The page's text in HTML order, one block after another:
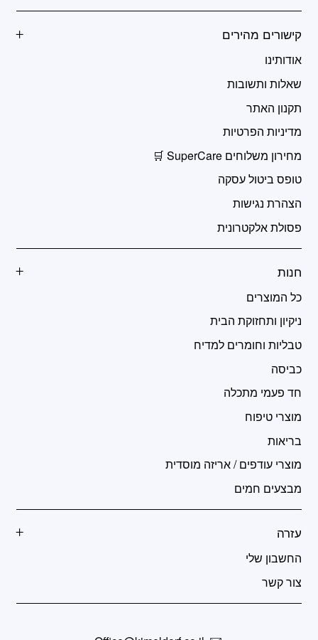
קישורים מהירים
אודותינו
שאלות ותשובות
תקנון האתר
מדיניות הפרטיות
מחירון משלוחים SuperCare 🛒
טופס ביטול עסקה
הצהרת נגישות
פסולת אלקטרונית
חנות
כל המוצרים
ניקיון ותחזוקת הבית
טבליות וחומרים למדיח
כביסה
חד פעמי מתכלה
מוצרי טיפוח
בריאות
מוצרי עודפים / אריזה מוסדית
מבצעים חמים
עזרה
החשבון שלי
צור קשר